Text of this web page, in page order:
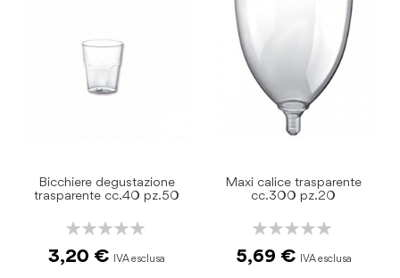
Bicchiere degustazione
trasparente cc.40 pz.50
Rating:
3,20 €
Maxi calice trasparente
cc.300 pz.20
Rating:
5,69 €